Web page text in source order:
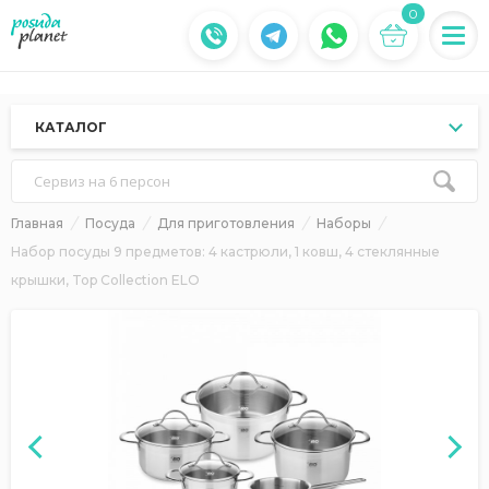
0
КАТАЛОГ
Сервиз на 6 персон
Главная Посуда Для приготовления
Наборы
Набор посуды 9 предметов: 4 кастрюли, 1 ковш, 4 стеклянные
крышки, Top Collection ELO